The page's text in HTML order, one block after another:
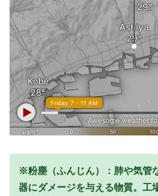
※粉塵（ふんじん）：肺や気管
器にダメージを与える物質。工